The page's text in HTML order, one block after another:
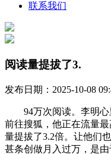
联系我们
阅读量提拔了3.
发布日期：2025-10-08
94万次阅读。李明心
前往搜狐，他正在流量
量提拔了3.2倍。让他们
甚条创做月入过万，是